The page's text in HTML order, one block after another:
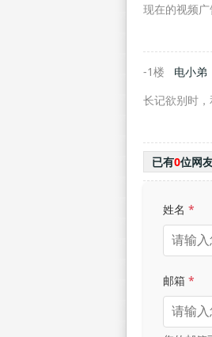
现在的视频
-1楼 电小弟
长记欲别时，
已有0位网
姓名 *
邮箱 *